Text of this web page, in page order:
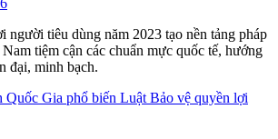
người tiêu dùng năm 2023 tạo nền tảng pháp
tiệm cận các chuẩn mực quốc tế, hướng
đại, minh bạch.